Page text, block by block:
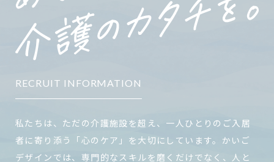
RECRUIT INFORMATION
私たちは、ただの介護施設を超え、一人ひとりのご入居
者に寄り添う「心のケア」を大切にしています。かいご
デザインでは、専門的なスキルを磨くだけでなく、人と